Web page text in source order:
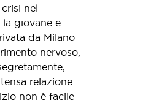
nel
giovane e
da Milano
nervoso,
relazione
non è facile